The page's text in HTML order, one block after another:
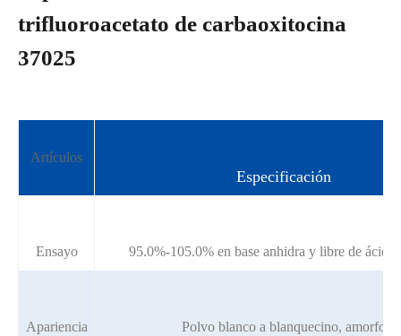
trifluoroacetato de carbaoxitocina
37025
Artículos
Especificación
Ensayo 95.0%-105.0% en base anhidra y libre de ácido
Apariencia Polvo blanco a blanquecino, amorfo